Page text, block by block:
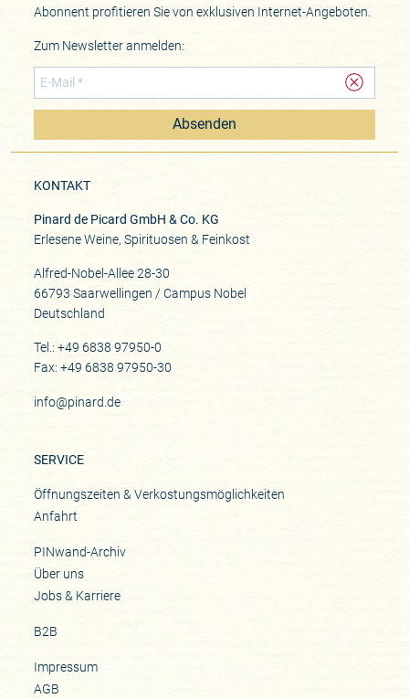
Abonnent profitieren Sie von exklusiven Internet-Angeboten.
Zum Newsletter anmelden:
Absenden
KONTAKT
Pinard de Picard GmbH & Co. KG
Erlesene Weine, Spirituosen & Feinkost
Alfred-Nobel-Allee 28-30
66793 Saarwellingen / Campus Nobel
Deutschland
Tel.: +49 6838 97950-0
Fax: +49 6838 97950-30
info@pinard.de
SERVICE
Öffnungszeiten & Verkostungsmöglichkeiten
Anfahrt
PINwand-Archiv
Über uns
Jobs & Karriere
B2B
Impressum
AGB